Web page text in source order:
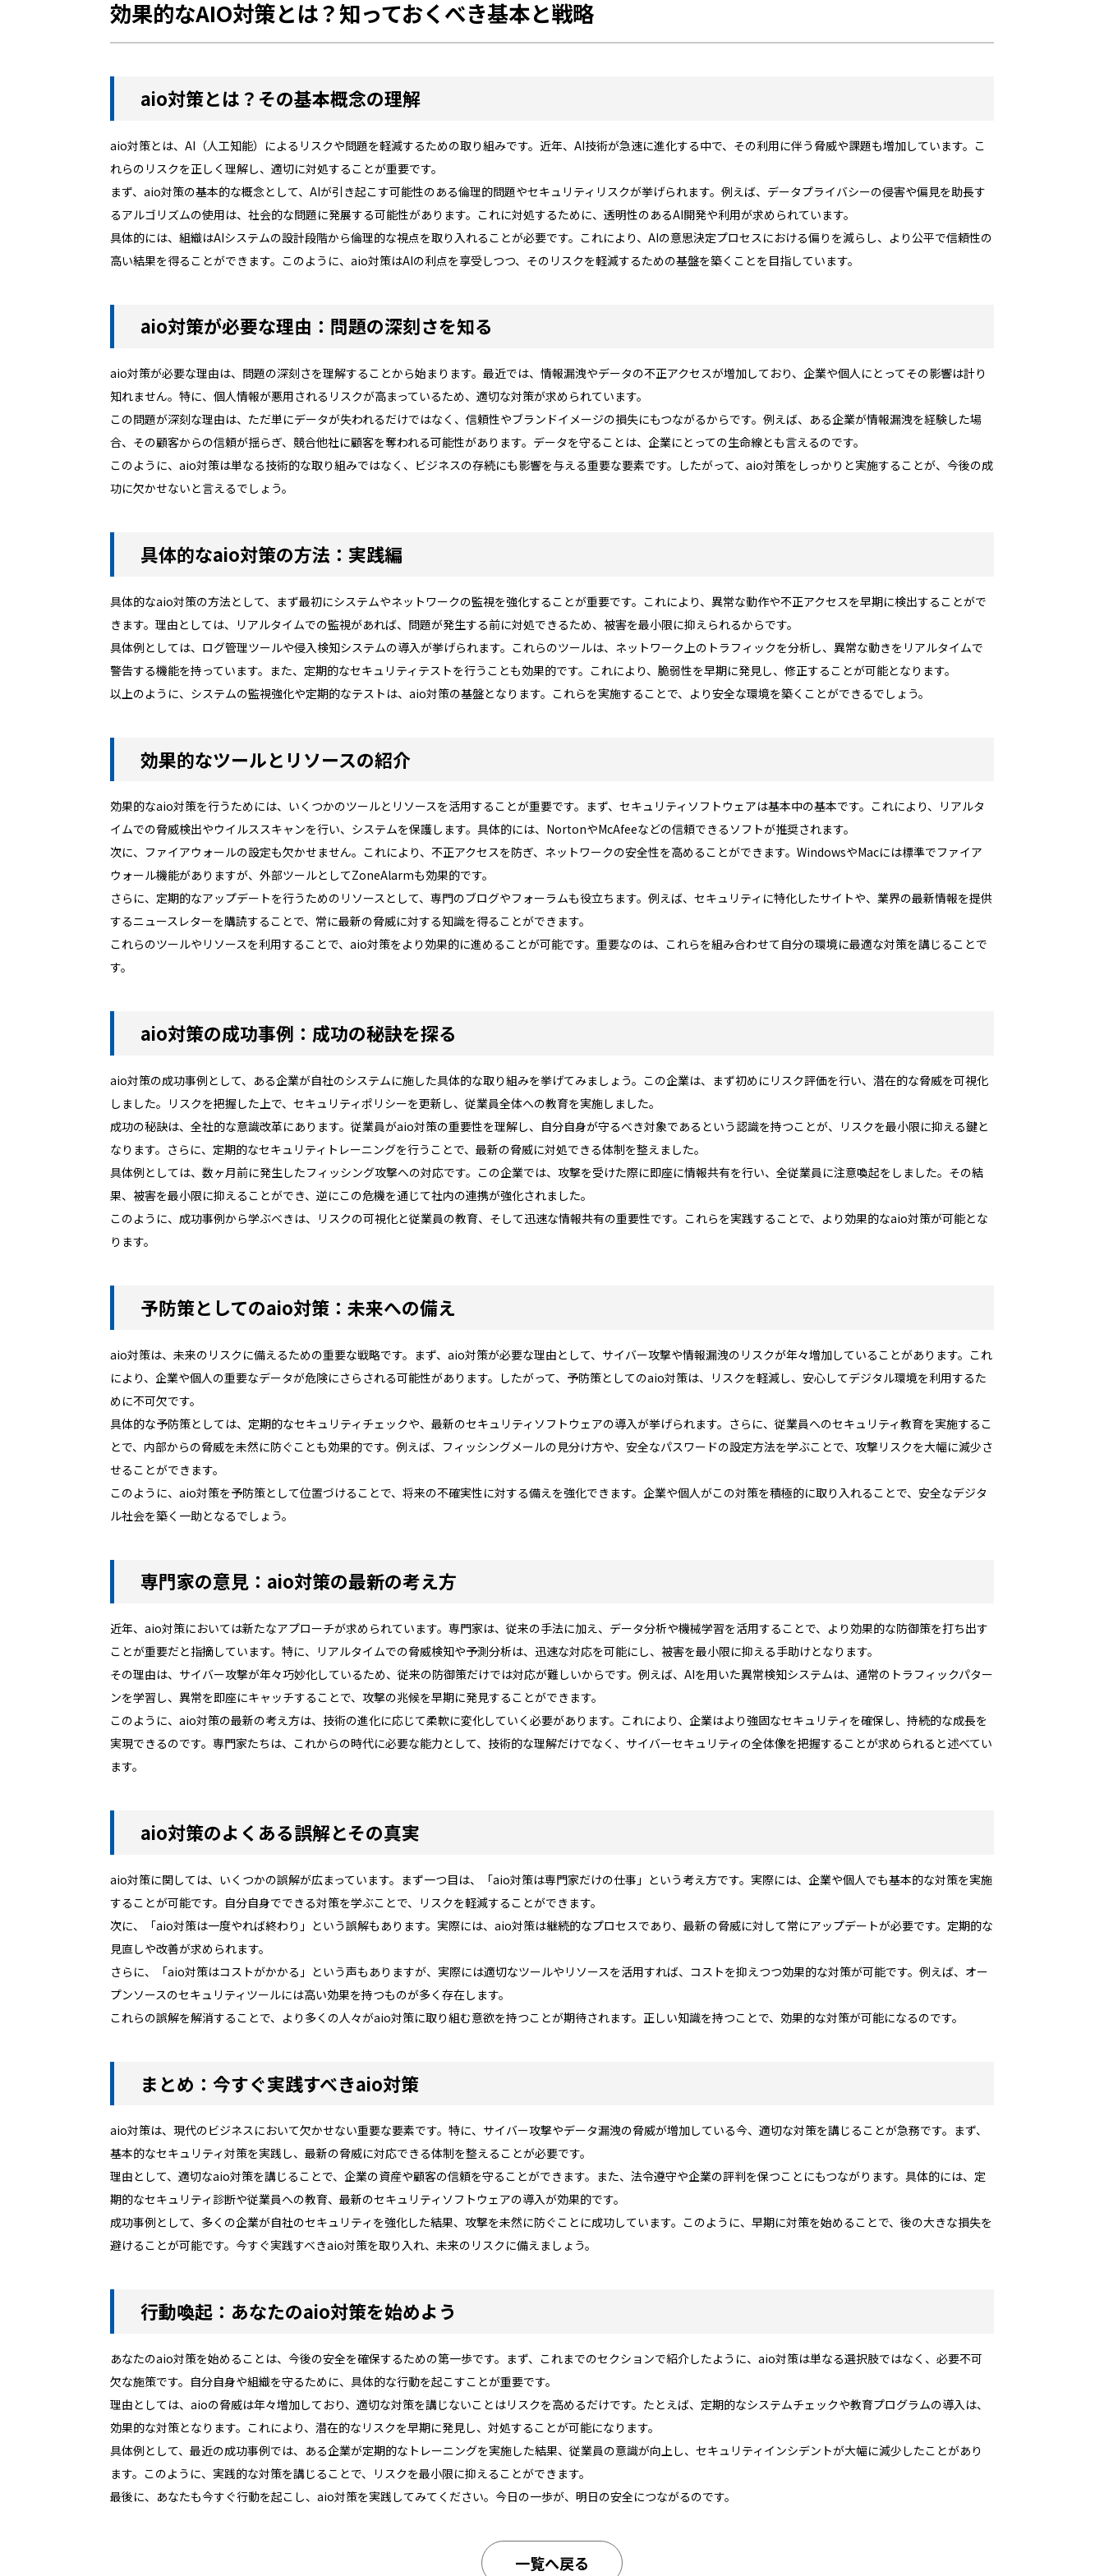
効果的なAIO対策とは？知っておくべき基本と戦略
aio対策とは？その基本概念の理解
aio対策とは、AI（人工知能）によるリスクや問題を軽減するための取り組みです。近年、AI技術が急速に進化する中で、その利用に伴う脅威や課題も増加しています。こ
れらのリスクを正しく理解し、適切に対処することが重要です。
まず、aio対策の基本的な概念として、AIが引き起こす可能性のある倫理的問題やセキュリティリスクが挙げられます。例えば、データプライバシーの侵害や偏見を助長す
るアルゴリズムの使用は、社会的な問題に発展する可能性があります。これに対処するために、透明性のあるAI開発や利用が求められています。
具体的には、組織はAIシステムの設計段階から倫理的な視点を取り入れることが必要です。これにより、AIの意思決定プロセスにおける偏りを減らし、より公平で信頼性の
高い結果を得ることができます。このように、aio対策はAIの利点を享受しつつ、そのリスクを軽減するための基盤を築くことを目指しています。
aio対策が必要な理由：問題の深刻さを知る
aio対策が必要な理由は、問題の深刻さを理解することから始まります。最近では、情報漏洩やデータの不正アクセスが増加しており、企業や個人にとってその影響は計り
知れません。特に、個人情報が悪用されるリスクが高まっているため、適切な対策が求められています。
この問題が深刻な理由は、ただ単にデータが失われるだけではなく、信頼性やブランドイメージの損失にもつながるからです。例えば、ある企業が情報漏洩を経験した場
合、その顧客からの信頼が揺らぎ、競合他社に顧客を奪われる可能性があります。データを守ることは、企業にとっての生命線とも言えるのです。
このように、aio対策は単なる技術的な取り組みではなく、ビジネスの存続にも影響を与える重要な要素です。したがって、aio対策をしっかりと実施することが、今後の成
功に欠かせないと言えるでしょう。
具体的なaio対策の方法：実践編
具体的なaio対策の方法として、まず最初にシステムやネットワークの監視を強化することが重要です。これにより、異常な動作や不正アクセスを早期に検出することがで
きます。理由としては、リアルタイムでの監視があれば、問題が発生する前に対処できるため、被害を最小限に抑えられるからです。
具体例としては、ログ管理ツールや侵入検知システムの導入が挙げられます。これらのツールは、ネットワーク上のトラフィックを分析し、異常な動きをリアルタイムで
警告する機能を持っています。また、定期的なセキュリティテストを行うことも効果的です。これにより、脆弱性を早期に発見し、修正することが可能となります。
以上のように、システムの監視強化や定期的なテストは、aio対策の基盤となります。これらを実施することで、より安全な環境を築くことができるでしょう。
効果的なツールとリソースの紹介
効果的なaio対策を行うためには、いくつかのツールとリソースを活用することが重要です。まず、セキュリティソフトウェアは基本中の基本です。これにより、リアルタ
イムでの脅威検出やウイルススキャンを行い、システムを保護します。具体的には、NortonやMcAfeeなどの信頼できるソフトが推奨されます。
次に、ファイアウォールの設定も欠かせません。これにより、不正アクセスを防ぎ、ネットワークの安全性を高めることができます。WindowsやMacには標準でファイア
ウォール機能がありますが、外部ツールとしてZoneAlarmも効果的です。
さらに、定期的なアップデートを行うためのリソースとして、専門のブログやフォーラムも役立ちます。例えば、セキュリティに特化したサイトや、業界の最新情報を提供
するニュースレターを購読することで、常に最新の脅威に対する知識を得ることができます。
これらのツールやリソースを利用することで、aio対策をより効果的に進めることが可能です。重要なのは、これらを組み合わせて自分の環境に最適な対策を講じることで
す。
aio対策の成功事例：成功の秘訣を探る
aio対策の成功事例として、ある企業が自社のシステムに施した具体的な取り組みを挙げてみましょう。この企業は、まず初めにリスク評価を行い、潜在的な脅威を可視化
しました。リスクを把握した上で、セキュリティポリシーを更新し、従業員全体への教育を実施しました。
成功の秘訣は、全社的な意識改革にあります。従業員がaio対策の重要性を理解し、自分自身が守るべき対象であるという認識を持つことが、リスクを最小限に抑える鍵と
なります。さらに、定期的なセキュリティトレーニングを行うことで、最新の脅威に対処できる体制を整えました。
具体例としては、数ヶ月前に発生したフィッシング攻撃への対応です。この企業では、攻撃を受けた際に即座に情報共有を行い、全従業員に注意喚起をしました。その結
果、被害を最小限に抑えることができ、逆にこの危機を通じて社内の連携が強化されました。
このように、成功事例から学ぶべきは、リスクの可視化と従業員の教育、そして迅速な情報共有の重要性です。これらを実践することで、より効果的なaio対策が可能とな
ります。
予防策としてのaio対策：未来への備え
aio対策は、未来のリスクに備えるための重要な戦略です。まず、aio対策が必要な理由として、サイバー攻撃や情報漏洩のリスクが年々増加していることがあります。これ
により、企業や個人の重要なデータが危険にさらされる可能性があります。したがって、予防策としてのaio対策は、リスクを軽減し、安心してデジタル環境を利用するた
めに不可欠です。
具体的な予防策としては、定期的なセキュリティチェックや、最新のセキュリティソフトウェアの導入が挙げられます。さらに、従業員へのセキュリティ教育を実施するこ
とで、内部からの脅威を未然に防ぐことも効果的です。例えば、フィッシングメールの見分け方や、安全なパスワードの設定方法を学ぶことで、攻撃リスクを大幅に減少さ
せることができます。
このように、aio対策を予防策として位置づけることで、将来の不確実性に対する備えを強化できます。企業や個人がこの対策を積極的に取り入れることで、安全なデジタ
ル社会を築く一助となるでしょう。
専門家の意見：aio対策の最新の考え方
近年、aio対策においては新たなアプローチが求められています。専門家は、従来の手法に加え、データ分析や機械学習を活用することで、より効果的な防御策を打ち出す
ことが重要だと指摘しています。特に、リアルタイムでの脅威検知や予測分析は、迅速な対応を可能にし、被害を最小限に抑える手助けとなります。
その理由は、サイバー攻撃が年々巧妙化しているため、従来の防御策だけでは対応が難しいからです。例えば、AIを用いた異常検知システムは、通常のトラフィックパター
ンを学習し、異常を即座にキャッチすることで、攻撃の兆候を早期に発見することができます。
このように、aio対策の最新の考え方は、技術の進化に応じて柔軟に変化していく必要があります。これにより、企業はより強固なセキュリティを確保し、持続的な成長を
実現できるのです。専門家たちは、これからの時代に必要な能力として、技術的な理解だけでなく、サイバーセキュリティの全体像を把握することが求められると述べてい
ます。
aio対策のよくある誤解とその真実
aio対策に関しては、いくつかの誤解が広まっています。まず一つ目は、「aio対策は専門家だけの仕事」という考え方です。実際には、企業や個人でも基本的な対策を実施
することが可能です。自分自身でできる対策を学ぶことで、リスクを軽減することができます。
次に、「aio対策は一度やれば終わり」という誤解もあります。実際には、aio対策は継続的なプロセスであり、最新の脅威に対して常にアップデートが必要です。定期的な
見直しや改善が求められます。
さらに、「aio対策はコストがかかる」という声もありますが、実際には適切なツールやリソースを活用すれば、コストを抑えつつ効果的な対策が可能です。例えば、オー
プンソースのセキュリティツールには高い効果を持つものが多く存在します。
これらの誤解を解消することで、より多くの人々がaio対策に取り組む意欲を持つことが期待されます。正しい知識を持つことで、効果的な対策が可能になるのです。
まとめ：今すぐ実践すべきaio対策
aio対策は、現代のビジネスにおいて欠かせない重要な要素です。特に、サイバー攻撃やデータ漏洩の脅威が増加している今、適切な対策を講じることが急務です。まず、
基本的なセキュリティ対策を実践し、最新の脅威に対応できる体制を整えることが必要です。
理由として、適切なaio対策を講じることで、企業の資産や顧客の信頼を守ることができます。また、法令遵守や企業の評判を保つことにもつながります。具体的には、定
期的なセキュリティ診断や従業員への教育、最新のセキュリティソフトウェアの導入が効果的です。
成功事例として、多くの企業が自社のセキュリティを強化した結果、攻撃を未然に防ぐことに成功しています。このように、早期に対策を始めることで、後の大きな損失を
避けることが可能です。今すぐ実践すべきaio対策を取り入れ、未来のリスクに備えましょう。
行動喚起：あなたのaio対策を始めよう
あなたのaio対策を始めることは、今後の安全を確保するための第一歩です。まず、これまでのセクションで紹介したように、aio対策は単なる選択肢ではなく、必要不可
欠な施策です。自分自身や組織を守るために、具体的な行動を起こすことが重要です。
理由としては、aioの脅威は年々増加しており、適切な対策を講じないことはリスクを高めるだけです。たとえば、定期的なシステムチェックや教育プログラムの導入は、
効果的な対策となります。これにより、潜在的なリスクを早期に発見し、対処することが可能になります。
具体例として、最近の成功事例では、ある企業が定期的なトレーニングを実施した結果、従業員の意識が向上し、セキュリティインシデントが大幅に減少したことがあり
ます。このように、実践的な対策を講じることで、リスクを最小限に抑えることができます。
最後に、あなたも今すぐ行動を起こし、aio対策を実践してみてください。今日の一歩が、明日の安全につながるのです。
一覧へ戻る